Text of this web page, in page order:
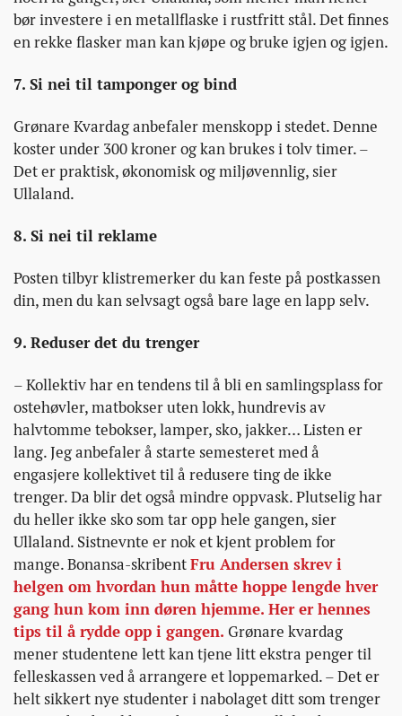
bør investere i en metallflaske i rustfritt stål. Det finnes
en rekke flasker man kan kjøpe og bruke igjen og igjen.
7. Si nei til tamponger og bind
Grønare Kvardag anbefaler menskopp i stedet. Denne
koster under 300 kroner og kan brukes i tolv timer. –
Det er praktisk, økonomisk og miljøvennlig, sier
Ullaland.
8. Si nei til reklame
Posten tilbyr klistremerker du kan feste på postkassen
din, men du kan selvsagt også bare lage en lapp selv.
9. Reduser det du trenger
– Kollektiv har en tendens til å bli en samlingsplass for
ostehøvler, matbokser uten lokk, hundrevis av
halvtomme tebokser, lamper, sko, jakker… Listen er
lang. Jeg anbefaler å starte semesteret med å
engasjere kollektivet til å redusere ting de ikke
trenger. Da blir det også mindre oppvask. Plutselig har
du heller ikke sko som tar opp hele gangen, sier
Ullaland. Sistnevnte er nok et kjent problem for
mange. Bonansa-skribentFru Andersen skrev i
helgen om hvordan hun måtte hoppe lengde hver
gang hun kom inn døren hjemme. Her er hennes
tips til å rydde opp i gangen. Grønare kvardag
mener studentene lett kan tjene litt ekstra penger til
felleskassen ved å arrangere et loppemarked. – Det er
helt sikkert nye studenter i nabolaget ditt som trenger